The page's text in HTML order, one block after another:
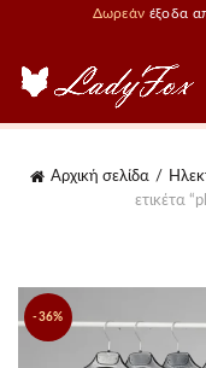
Δωρεάν έξοδα
Αρχική σελίδα
ετικέτα
-36%